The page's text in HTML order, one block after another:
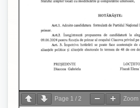
Page 1 /2 Zoom